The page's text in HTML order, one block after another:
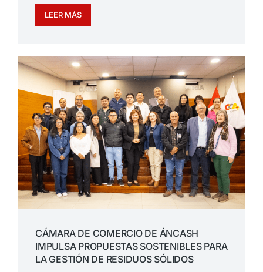
LEER MÁS
CÁMARA DE COMERCIO DE ÁNCASH
IMPULSA PROPUESTAS SOSTENIBLES PARA
LA GESTIÓN DE RESIDUOS SÓLIDOS